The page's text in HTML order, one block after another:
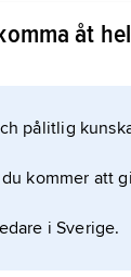
gått till
manus,
nazitiden
åt
pålitlig
kommer att
i Sverige.